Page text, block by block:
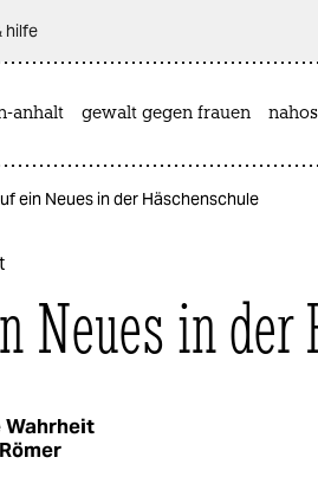
hilfe
anhalt gewalt gegen frauen
ein Neues in der Häschenschule
Neues in der
Wahrheit